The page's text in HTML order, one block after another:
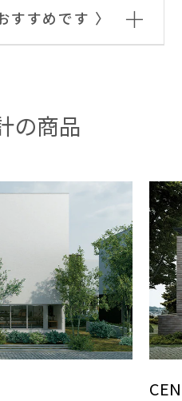
すすめです 〉 ＋
の商品